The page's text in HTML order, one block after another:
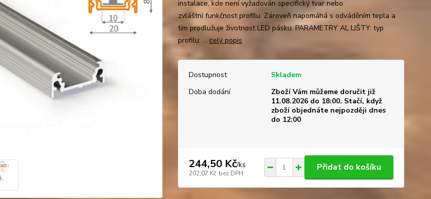
instalace, kde není vyžadován specifický tvar nebo
zvláštní funkčnost profilu. Zároveň napomáhá s odváděním tepla a
tím prodlužuje životnost LED pásku. PARAMETRY AL LIŠTY: typ
profilu: ... celý popis
Dostupnost
Skladem
Doba dodání
Zboží Vám můžeme doručit již
11.08.2026 do 18:00. Stačí, když
zboží objednáte nejpozději dnes
do 12:00
244,50 Kč/ks
202,07 Kč bez DPH
Přidat do košíku